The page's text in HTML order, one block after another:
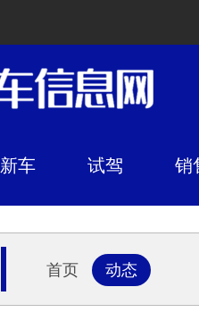
新车 试驾 销
首页 动态